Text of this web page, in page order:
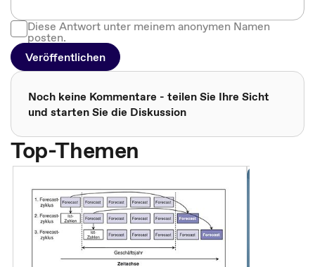
Diese Antwort unter meinem anonymen Namen
posten.
Veröffentlichen
Noch keine Kommentare - teilen Sie Ihre Sicht
und starten Sie die Diskussion
Top-Themen